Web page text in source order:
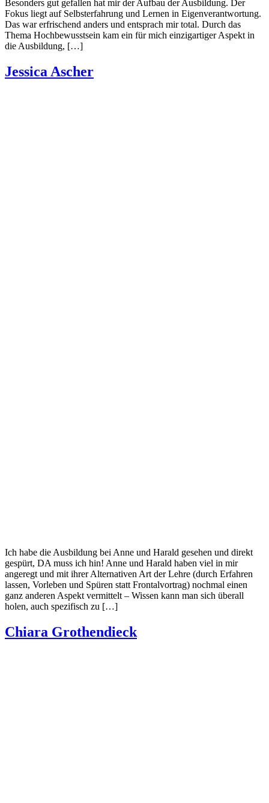
Besonders gut gefallen hat mir der Aufbau der Ausbildung. Der
Fokus liegt auf Selbsterfahrung und Lernen in Eigenverantwortung.
Das war erfrischend anders und entsprach mir total. Durch das
Thema Hochbewusstsein kam ein für mich einzigartiger Aspekt in
die Ausbildung, […]
Jessica Ascher
Ich habe die Ausbildung bei Anne und Harald gesehen und direkt
gespürt, DA muss ich hin! Anne und Harald haben viel in mir
angeregt und mit ihrer Alternativen Art der Lehre (durch Erfahren
lassen, Vorleben und Spüren statt Frontalvortrag) nochmal einen
ganz anderen Aspekt vermittelt – Wissen kann man sich überall
holen, auch spezifisch zu […]
Chiara Grothendieck